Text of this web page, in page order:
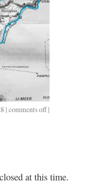
| comments offon
|
at this time.